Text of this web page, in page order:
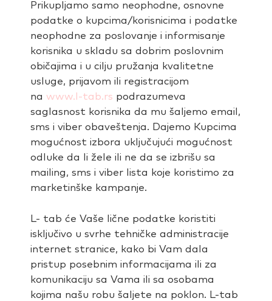
Prikupljamo samo neophodne, osnovne
podatke o kupcima/korisnicima i podatke
neophodne za poslovanje i informisanje
korisnika u skladu sa dobrim poslovnim
običajima i u cilju pružanja kvalitetne
usluge, prijavom ili registracijom
na www.l-tab.rs podrazumeva
saglasnost korisnika da mu šaljemo email,
sms i viber obaveštenja. Dajemo Kupcima
mogućnost izbora uključujući mogućnost
odluke da li žele ili ne da se izbrišu sa
mailing, sms i viber lista koje koristimo za
marketinške kampanje.
L- tab će Vaše lične podatke koristiti
isključivo u svrhe tehničke administracije
internet stranice, kako bi Vam dala
pristup posebnim informacijama ili za
komunikaciju sa Vama ili sa osobama
kojima našu robu šaljete na poklon. L-tab